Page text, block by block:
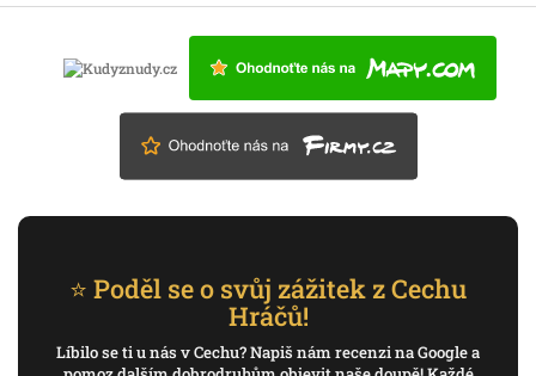
⭐ Poděl se o svůj zážitek z Cechu
Hráčů!
Líbilo se ti u nás v Cechu? Napiš nám recenzi na Google a